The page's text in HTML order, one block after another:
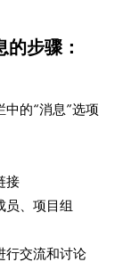
步骤：
的“消息”选项
接
员、项目组
行交流和讨论